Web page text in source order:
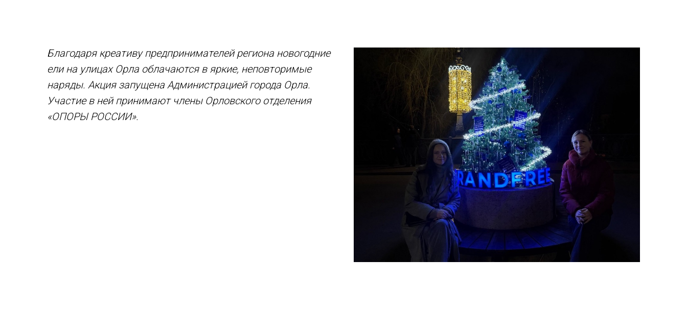
Благодаря креативу предпринимателей региона новогодние
ели на улицах Орла облачаются в яркие, неповторимые
наряды. Акция запущена Администрацией города Орла.
Участие в ней принимают члены Орловского отделения
«ОПОРЫ РОССИИ».